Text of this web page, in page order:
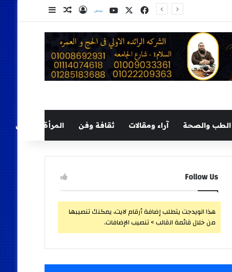
فيسبوك
‫X
‫YouTube
نلضتسجيل الدخول
مقال عشوائي
إضافة عمود
الطب والصحة آراء ومقالات ثقافة وفن المرأة والطفل
Follow Us
هذا الويدجت يتطلب إضافة أرقام لايت، يمكنك تنصيبها
من خلال قائمة القالب > تنصيب الإضافات.